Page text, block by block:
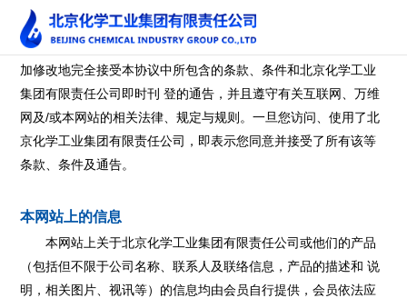
若要访问和使用北京化学工业集团有限责任公司，您必须不
加修改地完全接受本协议中所包含的条款、条件和北京化学工业
集团有限责任公司即时刊 登的通告，并且遵守有关互联网、万维
网及/或本网站的相关法律、规定与规则。一旦您访问、使用了北
京化学工业集团有限责任公司，即表示您同意并接受了所有该等
条款、条件及通告。
本网站上的信息
本网站上关于北京化学工业集团有限责任公司或他们的产品
（包括但不限于公司名称、联系人及联络信息，产品的描述和 说
明，相关图片、视讯等）的信息均由会员自行提供，会员依法应